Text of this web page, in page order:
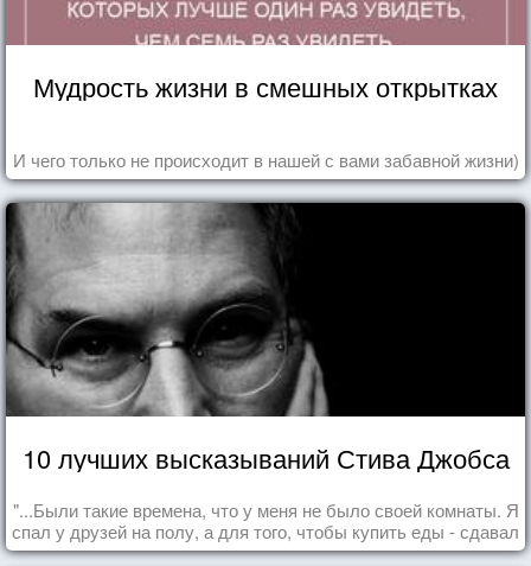
Мудрость жизни в смешных открытках
И чего только не происходит в нашей с вами забавной жизни)
10 лучших высказываний Стива Джобса
"...Были такие времена, что у меня не было своей комнаты. Я
спал у друзей на полу, а для того, чтобы купить еды - сдавал
бутылки из под кока-колы"